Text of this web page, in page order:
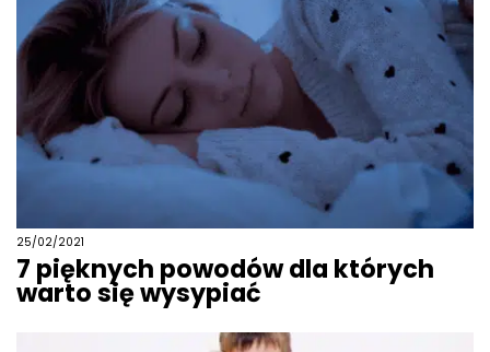
25/02/2021
7 pięknych powodów dla których
warto się wysypiać